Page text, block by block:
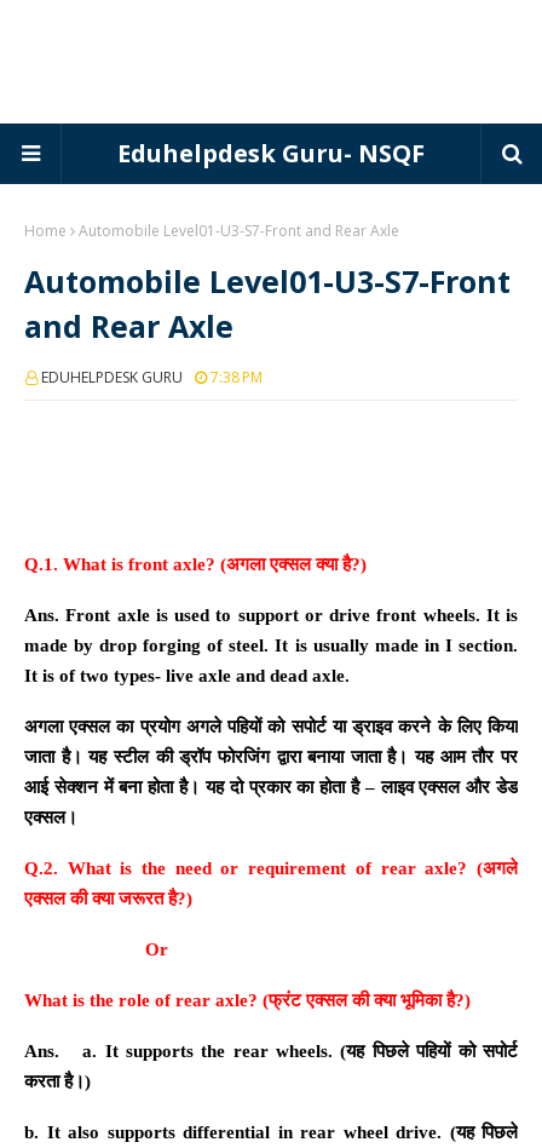
Eduhelpdesk Guru- NSQF
Home Automobile Level01-U3-S7-Front and Rear Axle
Automobile Level01-U3-S7-Front
and Rear Axle
EDUHELPDESK GURU 7:38 PM
Q.1. What is front axle? (अगला एक्सल क्या है?)
Ans. Front axle is used to support or drive front wheels. It is
made by drop forging of steel. It is usually made in I section.
It is of two types- live axle and dead axle.
अगला एक्सल का प्रयोग अगले पहियों को सपोर्ट या ड्राइव करने के लिए किया
जाता है। यह स्टील की ड्रॉप फोरजिंग द्वारा बनाया जाता है। यह आम तौर पर
आई सेक्शन में बना होता है। यह दो प्रकार का होता है – लाइव एक्सल और डेड
एक्सल।
Q.2. What is the need or requirement of rearaxle? (अगले
एक्सल की क्या जरूरत है?)
Or
What is the role of rear axle? (फ्रंट एक्सल की क्या भूमिका है?)
Ans. a. It supports the rear wheels. (यह पिछले पहियों को सपोर्ट
करता है।)
b. It also supports differential in rear wheel drive. (यह पिछले